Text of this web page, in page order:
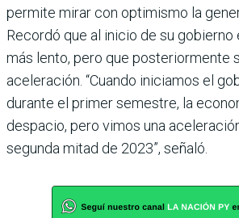
permite mirar con optimismo la
Recordó que al inicio de su
más lento, pero que posterior­mente
acele­ración. “Cuando iniciamos el
durante el primer semestre, la
despacio, pero vimos una
segunda mitad de 2023”, señaló.